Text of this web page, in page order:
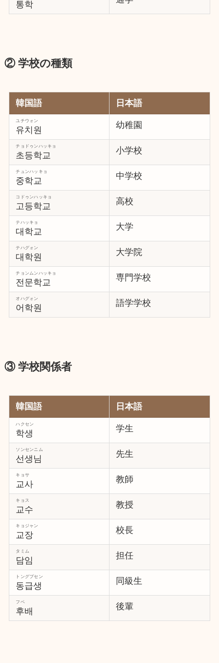
통학
② 学校の種類
韓国語 日本語
유치원
ユチウォン 幼稚園
초등학교
チョドゥンハッキョ 小学校
중학교
チュンハッキョ 中学校
고등학교
コドゥンハッキョ 高校
대학교
テハッキョ 大学
대학원
テハグォン 大学院
전문학교
チョンムンハッキョ 専門学校
어학원
オハグォン 語学学校
③ 学校関係者
韓国語 日本語
학생
ハクセン 学生
선생님
ソンセンニム 先生
교사
キョサ 教師
교수
キョス 教授
교장
キョジャン 校長
담임
タミム 担任
동급생
トングプセン 同級生
후배
フベ 後輩